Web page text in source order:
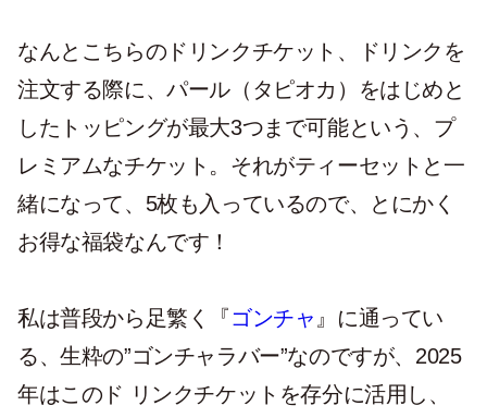
なんとこちらのドリンクチケット、ドリンクを
注文する際に、パール（タピオカ）をはじめと
したトッピングが最大3つまで可能という、プ
レミアムなチケット。それがティーセットと一
緒になって、5枚も入っているので、とにかく
お得な福袋なんです！
私は普段から足繁く『ゴンチャ 』に通ってい
る、生粋の”ゴンチャラバー”なのですが、2025
年はこのド リンクチケットを存分に活用し、